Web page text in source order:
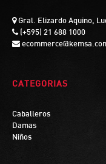
Gral. Elizardo Aquino,
(+595) 21 688 1000
CATEGORIAS
Caballeros
Damas
Niños